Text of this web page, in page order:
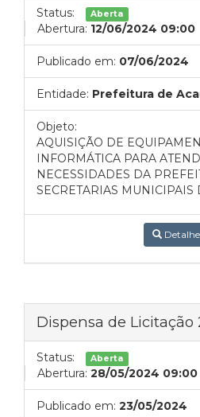
Status: Aberta
Abertura: 12/06/2024 09:00
Publicado em: 07/06/2024
Entidade: Prefeitura de
Objeto:
AQUISIÇÃO DE
INFORMÁTICA PARA
NECESSIDADES DA
SECRETARIAS MUNICIPAIS
Dispensa de Licitação
Status: Aberta
Abertura: 28/05/2024 09:00
Publicado em: 23/05/2024